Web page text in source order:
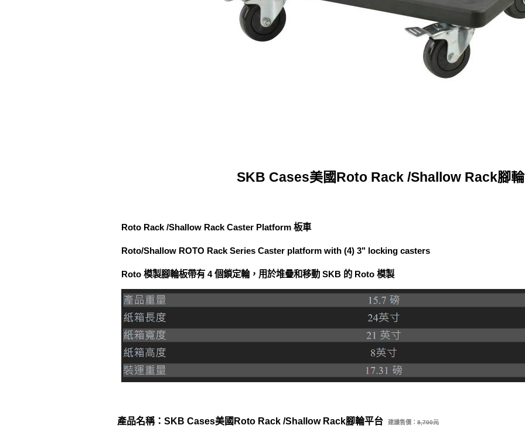
SKB Cases美國Roto Rack /Shallow Rack腳
Roto Rack /Shallow Rack Caster Platform 板車
Roto/Shallow ROTO Rack Series Caster platform with (4) 3" locking casters
Roto 模製腳輪板帶有 4 個鎖定輪，用於堆疊和移動 SKB 的 Roto 模製
產品名稱：SKB Cases美國Roto Rack /Shallow Rack腳輪平台 建議售價： 8,700元